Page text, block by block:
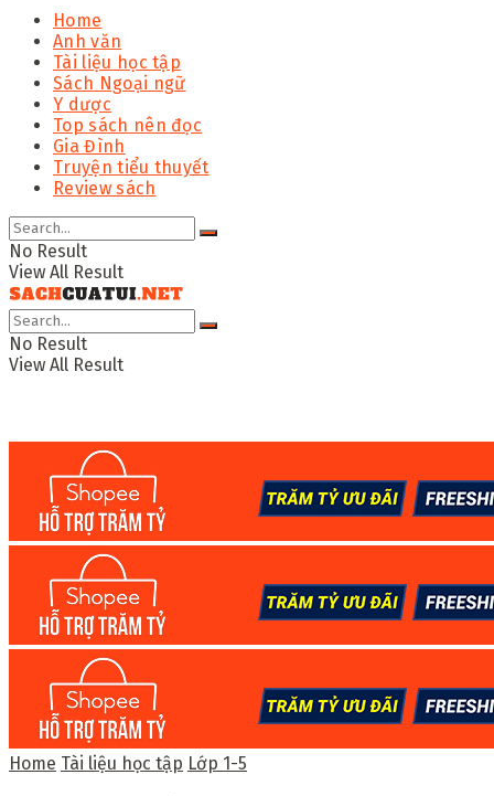
Home
Anh văn
Tài liệu học tập
Sách Ngoại ngữ
Y dược
Top sách nên đọc
Gia Đình
Truyện tiểu thuyết
Review sách
No Result
View All Result
No Result
View All Result
Home Tài liệu học tập Lớp 1-5